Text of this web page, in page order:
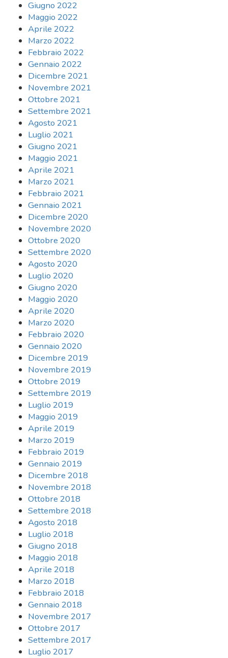
Giugno 2022
Maggio 2022
Aprile 2022
Marzo 2022
Febbraio 2022
Gennaio 2022
Dicembre 2021
Novembre 2021
Ottobre 2021
Settembre 2021
Agosto 2021
Luglio 2021
Giugno 2021
Maggio 2021
Aprile 2021
Marzo 2021
Febbraio 2021
Gennaio 2021
Dicembre 2020
Novembre 2020
Ottobre 2020
Settembre 2020
Agosto 2020
Luglio 2020
Giugno 2020
Maggio 2020
Aprile 2020
Marzo 2020
Febbraio 2020
Gennaio 2020
Dicembre 2019
Novembre 2019
Ottobre 2019
Settembre 2019
Luglio 2019
Maggio 2019
Aprile 2019
Marzo 2019
Febbraio 2019
Gennaio 2019
Dicembre 2018
Novembre 2018
Ottobre 2018
Settembre 2018
Agosto 2018
Luglio 2018
Giugno 2018
Maggio 2018
Aprile 2018
Marzo 2018
Febbraio 2018
Gennaio 2018
Novembre 2017
Ottobre 2017
Settembre 2017
Luglio 2017